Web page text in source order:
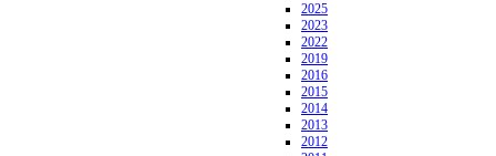
2025
2023
2022
2019
2016
2015
2014
2013
2012